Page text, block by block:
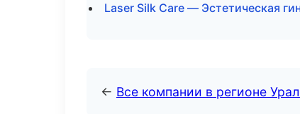
Laser Silk Care — Эстетическая
← Все компании в регионе